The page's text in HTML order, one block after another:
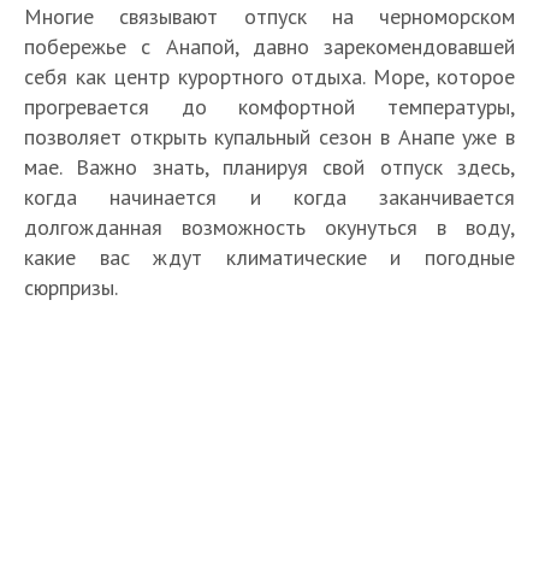
Многие связывают отпуск на черноморском
побережье с Анапой, давно зарекомендовавшей
себя как центр курортного отдыха. Море, которое
прогревается до комфортной температуры,
позволяет открыть купальный сезон в Анапе уже в
мае. Важно знать, планируя свой отпуск здесь,
когда начинается и когда заканчивается
долгожданная возможность окунуться в воду,
какие вас ждут климатические и погодные
сюрпризы.